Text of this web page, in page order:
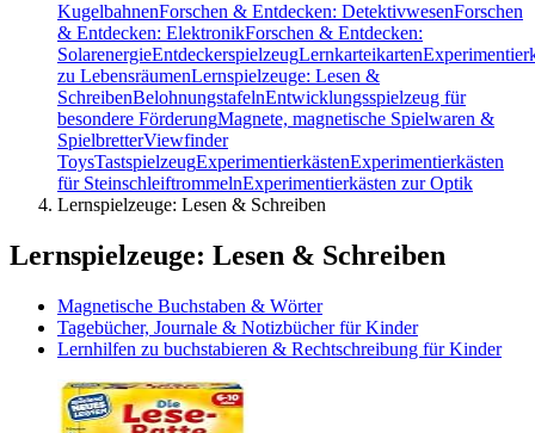
KugelbahnenForschen & Entdecken: DetektivwesenForschen
& Entdecken: ElektronikForschen & Entdecken:
SolarenergieEntdeckerspielzeugLernkarteikarten
zu LebensräumenLernspielzeuge: Lesen &
SchreibenBelohnungstafelnEntwicklungsspielzeug für
besondere FörderungMagnete, magnetische Spielwaren &
SpielbretterViewfinder
ToysTastspielzeugExperimentierkästenExperimentierkästen
für SteinschleiftrommelnExperimentierkästen zur Optik
Lernspielzeuge: Lesen & Schreiben
Lernspielzeuge: Lesen & Schreiben
Magnetische Buchstaben & Wörter
Tagebücher, Journale & Notizbücher für Kinder
Lernhilfen zu buchstabieren & Rechtschreibung für Kinder